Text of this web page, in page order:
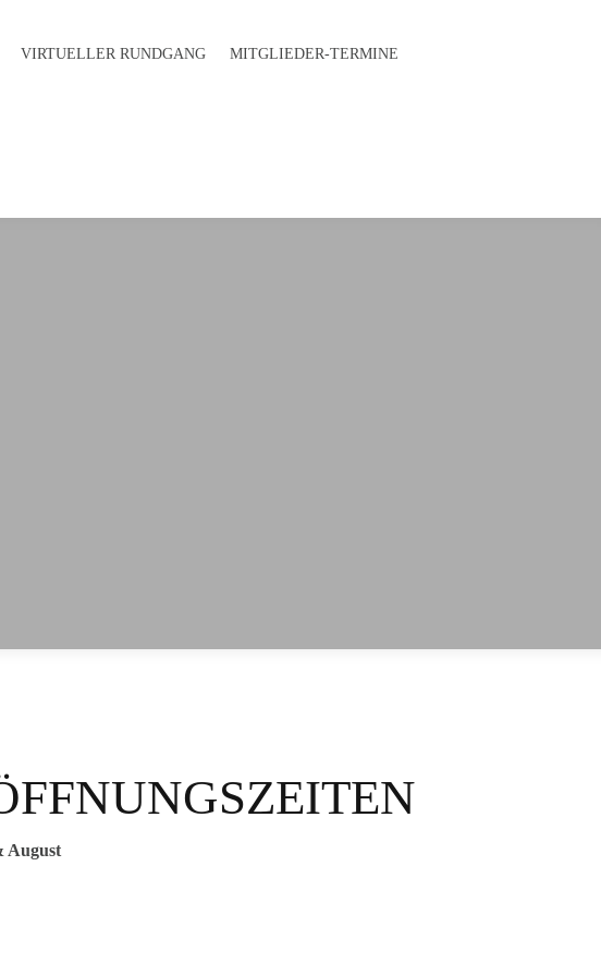
VIRTUELLER RUND­GANG MITGLIEDER-TERMINE
August